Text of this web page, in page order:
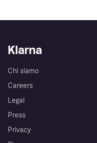
Klarna
Chi siamo
Careers
Legal
Press
Privacy